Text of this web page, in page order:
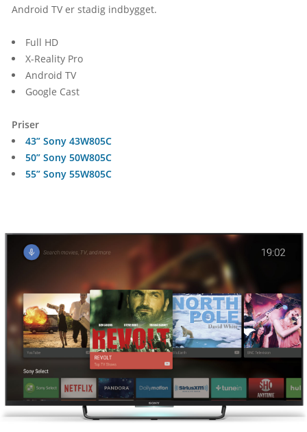
Android TV er stadig indbygget.
Full HD
X-Reality Pro
Android TV
Google Cast
Priser
43” Sony 43W805C
50” Sony 50W805C
55” Sony 55W805C